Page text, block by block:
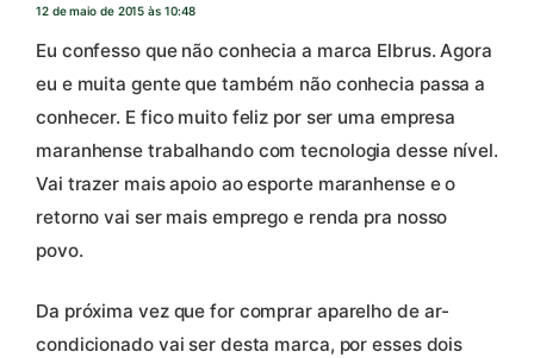
12 de maio de 2015 às 10:48
Eu confesso que não conhecia a marca Elbrus. Agora
eu e muita gente que também não conhecia passa a
conhecer. E fico muito feliz por ser uma empresa
maranhense trabalhando com tecnologia desse nível.
Vai trazer mais apoio ao esporte maranhense e o
retorno vai ser mais emprego e renda pra nosso
povo.
Da próxima vez que for comprar aparelho de ar-
condicionado vai ser desta marca, por esses dois